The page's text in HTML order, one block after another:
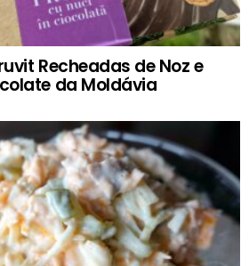
Recheadas de Noz e
da Moldávia